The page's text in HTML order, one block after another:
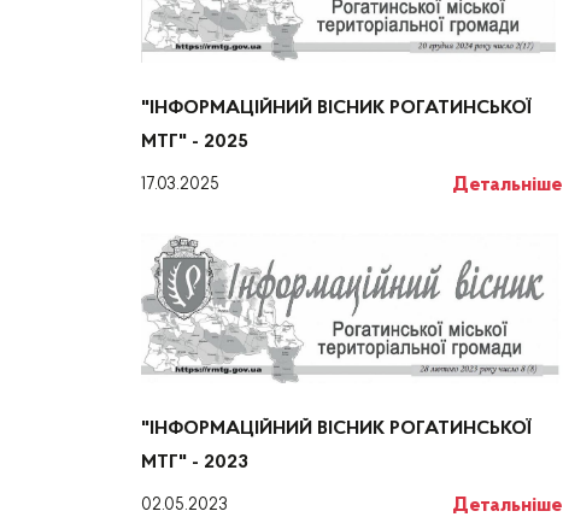
"ІНФОРМАЦІЙНИЙ ВІСНИК РОГАТИНСЬКОЇ
МТГ" - 2025
17.03.2025 Детальніше
"ІНФОРМАЦІЙНИЙ ВІСНИК РОГАТИНСЬКОЇ
МТГ" - 2023
02.05.2023 Детальніше